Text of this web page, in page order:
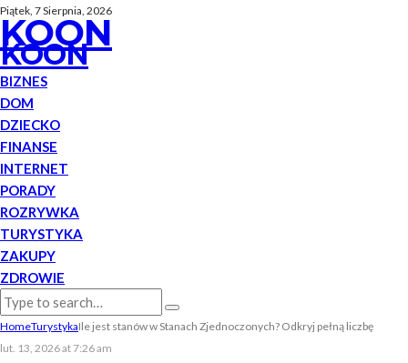
Piątek, 7 Sierpnia, 2026
KOON
KOON
BIZNES
DOM
DZIECKO
FINANSE
INTERNET
PORADY
ROZRYWKA
TURYSTYKA
ZAKUPY
ZDROWIE
HomeTurystykaIle jest stanów w Stanach Zjednoczonych? Odkryj pełną liczbę
lut. 13, 2026 at 7:26 am